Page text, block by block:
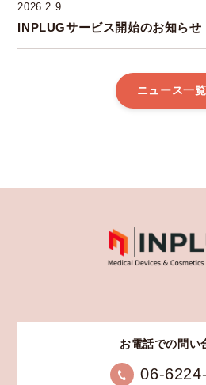
2026.2.9
INPLUGサービス開始のお知らせ
ニュース一
お電話での問い
06-